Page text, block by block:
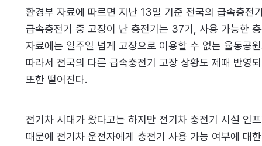
환경부 자료에 따르면 지난 13일 기준 전국의 급속충전
급속충전기 중 고장이 난 충전기는 37기, 사용 가능한
자료에는 일주일 넘게 고장으로 이용할 수 없는 율동공
따라서 전국의 다른 급속충전기 고장 상황도 제때 반영
또한 떨어진다.
전기차 시대가 왔다고는 하지만 전기차 충전기 시설 인
때문에 전기차 운전자에게 충전기 사용 가능 여부에 대